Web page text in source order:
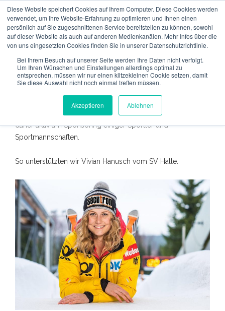
Diese Website speichert Cookies auf Ihrem Computer. Diese Cookies werden
verwendet, um Ihre Website-Erfahrung zu optimieren und Ihnen einen
persönlich auf Sie zugeschnittenen Service bereitstellen zu können, sowohl
auf dieser Website als auch auf anderen Medienkanälen. Mehr Infos über die
von uns eingesetzten Cookies finden Sie in unserer Datenschutzrichtlinie.
Bei Ihrem Besuch auf unserer Seite werden Ihre Daten nicht verfolgt.
Um Ihren Wünschen und Einstellungen allerdings optimal zu
entsprechen, müssen wir nur einen klitzekleinen Cookie setzen, damit
Sie diese Auswahl nicht noch einmal treffen müssen.
Akzeptieren Ablehnen
Wir engagieren uns im Sport!
Sport in der Region erfolgreich bleibt. Wir beteiligen uns
daher aktiv am Sponsoring einiger Sportler und
Sportmannschaften.
So unterstützten wir Vivian Hanusch vom SV Halle.